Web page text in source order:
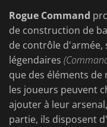
Rogue Command
de construction de
de contrôle d'armée,
légendaires
que des éléments de
les joueurs peuvent
ajouter à leur
partie, ils disposent